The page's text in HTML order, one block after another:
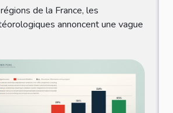
de la France, les
annoncent une vague